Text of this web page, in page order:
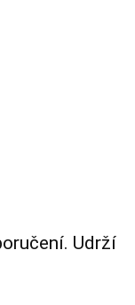
Udrží